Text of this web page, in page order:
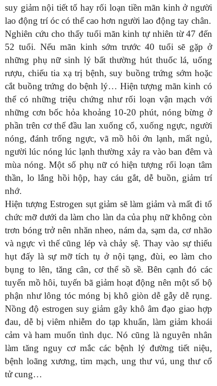
suy giảm nội tiết tố hay rối loạn tiền mãn kinh ở người
lao động trí óc có thể cao hơn người lao động tay chân.
Nghiên cứu cho thấy tuổi mãn kinh tự nhiên từ 47 đến
52 tuổi. Nếu mãn kinh sớm trước 40 tuổi sẽ gặp ở
những phụ nữ sinh lý bất thường hút thuốc lá, uống
rượu, chiếu tia xạ trị bệnh, suy buồng trứng sớm hoặc
cắt buồng trứng do bệnh lý… Hiện tượng mãn kinh có
thể có những triệu chứng như rối loạn vận mạch với
những cơn bốc hỏa khoảng 10-20 phút, nóng bừng ở
phần trên cơ thể đầu lan xuống cổ, xuống ngực, người
nóng, đánh trống ngực, vã mồ hôi ớn lạnh, mất ngủ,
người lúc nóng lúc lạnh thường xảy ra vào ban đêm và
mùa nóng. Một số phụ nữ có hiện tượng rối loạn tâm
thần, lo lắng hồi hộp, hay cáu gắt, dễ buồn, giảm trí
nhớ.
Hiện tượng Estrogen sụt giảm sẽ làm giảm và mất đi tổ
chức mỡ dưới da làm cho làn da của phụ nữ không còn
trơn bóng trở nên nhăn nheo, nám da, sạm da, cơ nhão
và ngực vì thế cũng lép và chảy sệ. Thay vào sự thiếu
hụt đấy là sự mỡ tích tụ ở nội tạng, đùi, eo làm cho
bụng to lên, tăng cân, cơ thể sồ sề. Bên cạnh đó các
tuyến mồ hôi, tuyến bã giảm hoạt động nên một số bộ
phận như lông tóc móng bị khô giòn dễ gẫy dễ rụng.
Nồng độ estrogen suy giảm gây khô âm đạo giao hợp
đau, dễ bị viêm nhiễm do tạp khuẩn, làm giảm khoái
cảm và ham muốn tình dục. Nó cũng là nguyên nhân
làm tăng nguy cơ mắc các bệnh lý đường tiết niệu,
bệnh loãng xương, tim mạch, ung thư vú, ung thư cổ
tử cung…